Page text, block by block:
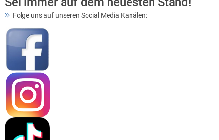
Folge uns auf unseren Social Media Kanälen: